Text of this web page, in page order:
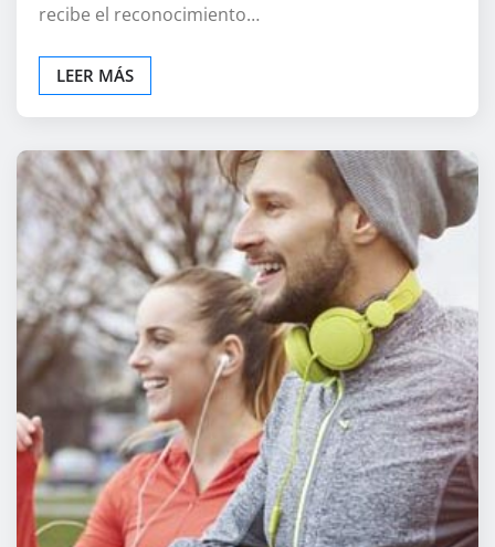
recibe el reconocimiento…
LEER MÁS